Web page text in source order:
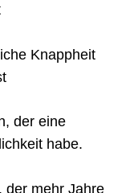
Knappheit
der eine
habe.
der mehr Jahre